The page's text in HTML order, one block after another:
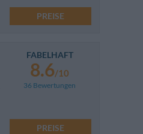
PREISE
FABELHAFT
8.6/10
36 Bewertungen
PREISE